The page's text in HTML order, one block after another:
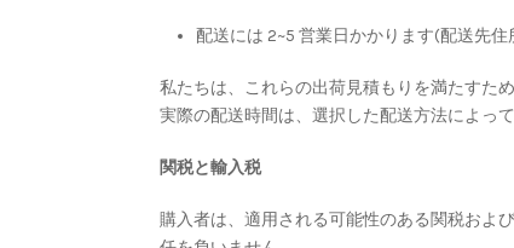
配送には 2~5 営業日かかります(配送先
私たちは、これらの出荷見積もりを満たすた
実際の配送時間は、選択した配送方法によって
関税と輸入税
購入者は、適用される可能性のある関税およ